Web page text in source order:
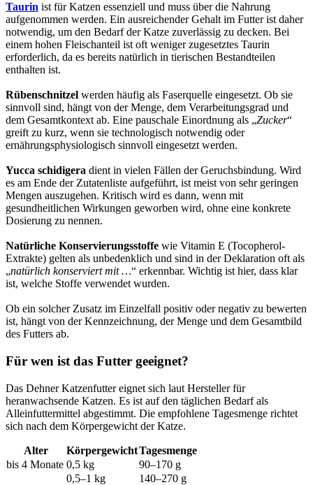
Taurin ist für Katzen essenziell und muss über die Nahrung
aufgenommen werden. Ein ausreichender Gehalt im Futter ist daher
notwendig, um den Bedarf der Katze zuverlässig zu decken. Bei
einem hohen Fleischanteil ist oft weniger zugesetztes Taurin
erforderlich, da es bereits natürlich in tierischen Bestandteilen
enthalten ist.
Rübenschnitzel werden häufig als Faserquelle eingesetzt. Ob sie
sinnvoll sind, hängt von der Menge, dem Verarbeitungsgrad und
dem Gesamtkontext ab. Eine pauschale Einordnung als „Zucker“
greift zu kurz, wenn sie technologisch notwendig oder
ernährungsphysiologisch sinnvoll eingesetzt werden.
Yucca schidigera dient in vielen Fällen der Geruchsbindung. Wird
es am Ende der Zutatenliste aufgeführt, ist meist von sehr geringen
Mengen auszugehen. Kritisch wird es dann, wenn mit
gesundheitlichen Wirkungen geworben wird, ohne eine konkrete
Dosierung zu nennen.
Natürliche Konservierungsstoffe wie Vitamin E (Tocopherol-
Extrakte) gelten als unbedenklich und sind in der Deklaration oft als
„natürlich konserviert mit …“ erkennbar. Wichtig ist hier, dass klar
ist, welche Stoffe verwendet wurden.
Ob ein solcher Zusatz im Einzelfall positiv oder negativ zu bewerten
ist, hängt von der Kennzeichnung, der Menge und dem Gesamtbild
des Futters ab.
Für wen ist das Futter geeignet?
Das Dehner Katzenfutter eignet sich laut Hersteller für
heranwachsende Katzen. Es ist auf den täglichen Bedarf als
Alleinfuttermittel abgestimmt. Die empfohlene Tagesmenge richtet
sich nach dem Körpergewicht der Katze.
Alter KörpergewichtTagesmenge
bis 4 Monate 0,5 kg
90–170 g
0,5–1 kg
140–270 g